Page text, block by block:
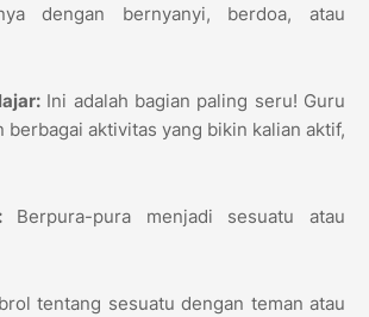
dengan bernyanyi, berdoa, atau
Ini adalah bagian paling seru! Guru
berbagai aktivitas yang bikin kalian aktif,
Berpura-pura menjadi sesuatu atau
tentang sesuatu dengan teman atau